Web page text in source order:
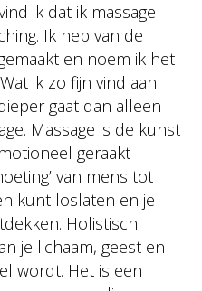
ik dat ik massage
Ik heb van de
en noem ik het
ik zo fijn vind aan
gaat dan alleen
Massage is de kunst
geraakt
van mens tot
kunt loslaten en je
Holistisch
je lichaam, geest en
wordt. Het is een